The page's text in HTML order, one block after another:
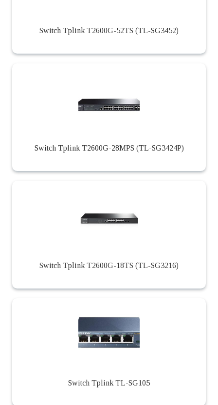
Switch Tplink T2600G-52TS (TL-SG3452)
Switch Tplink T2600G-28MPS (TL-SG3424P)
Switch Tplink T2600G-18TS (TL-SG3216)
Switch Tplink TL-SG105